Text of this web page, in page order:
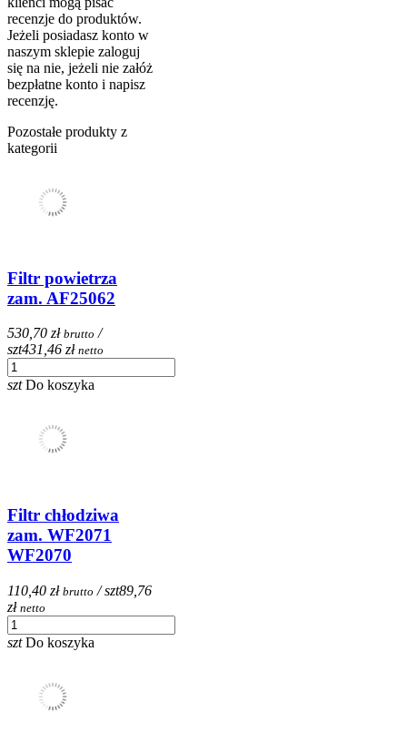
recenzje do produktów.
Jeżeli posiadasz konto w
naszym sklepie zaloguj
się na nie, jeżeli nie załóż
bezpłatne konto i napisz
recenzję.
Pozostałe produkty z
kategorii
Filtr powietrza
zam. AF25062
530,70 zł brutto /
szt431,46 zł netto
szt Do koszyka
Filtr chłodziwa
zam. WF2071
WF2070
110,40 zł brutto / szt89,76
zł netto
szt Do koszyka